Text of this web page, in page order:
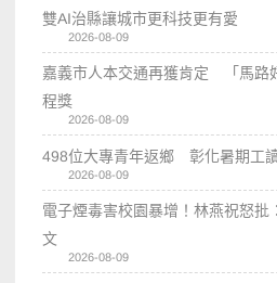
雙AI治縣讓城市更科技更有愛
2026-08-09
嘉義市人本交通再獲肯定 「馬路
程獎
2026-08-09
498位大專青年返鄉 彰化暑期工
2026-08-09
電子煙毒害校園暴增！林燕祝怒批
文
2026-08-09